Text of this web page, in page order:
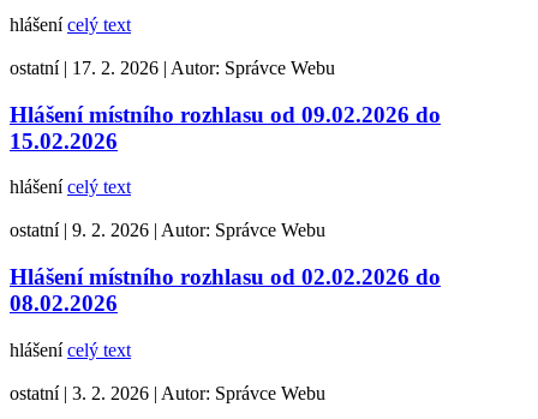
hlášenícelý text
ostatní | 17. 2. 2026 | Autor: Správce Webu
Hlášení místního rozhlasu od 09.02.2026 do
15.02.2026
hlášenícelý text
ostatní | 9. 2. 2026 | Autor: Správce Webu
Hlášení místního rozhlasu od 02.02.2026 do
08.02.2026
hlášenícelý text
ostatní | 3. 2. 2026 | Autor: Správce Webu